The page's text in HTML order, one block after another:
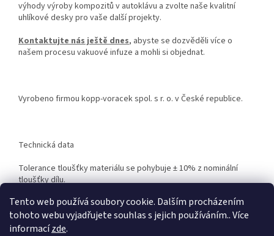
Tento web používá soubory cookie. Dalším procházením
tohoto webu vyjadřujete souhlas s jejich používáním.. Více
informacízde.
výhody výroby kompozitů v autoklávu a zvolte naše kvalitní
uhlíkové desky pro vaše další projekty.
Kontaktujte nás ještě dnes, abyste se dozvěděli více o
našem procesu vakuové infuze a mohli si objednat.
Vyrobeno firmou kopp-voracek spol. s r. o. v České republice.
Technická data
Tolerance tloušťky materiálu se pohybuje ± 10% z nominální
tloušťky dílu.